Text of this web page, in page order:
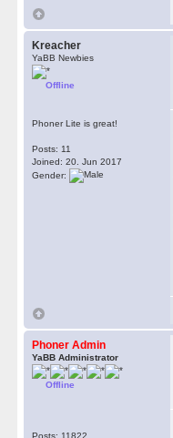
Kreacher
YaBB Newbies
Offline
Phoner Lite is great!
Posts: 11
Joined: 20. Jun 2017
Gender:
Phoner Admin
YaBB Administrator
Offline
Posts: 11822